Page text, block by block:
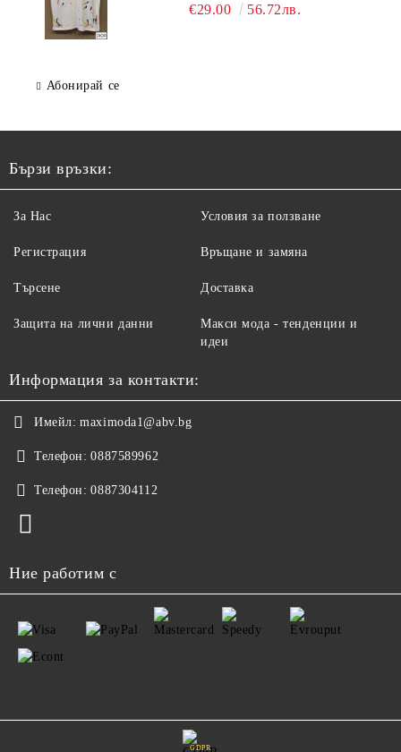
€29.00 56.72лв.
Абонирай се
Бързи връзки:
За Нас
Регистрация
Търсене
Защита на лични данни
Условия за ползване
Връщане и замяна
Доставка
Макси мода - тенденции и
идеи
Информация за контакти:
Имейл: maximoda1@abv.bg
Телефон: 0887589962
Телефон: 0887304112
Ние работим с
GDPR